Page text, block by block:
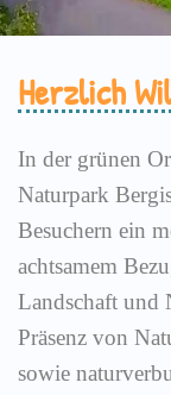
Herzlich
In der grünen
Naturpark
Besuchern ein
achtsamem
Landschaft und
Präsenz von
sowie